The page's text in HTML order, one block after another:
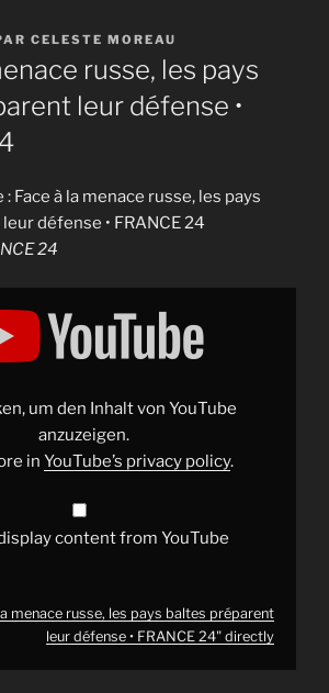
CELESTE MOREAU
russe, les pays
leur défense •
Face à la menace russe, les pays
défense • FRANCE 24
24
um den Inhalt von YouTube
anzuzeigen.
in YouTube’s privacy policy.
content from YouTube
menace russe, les pays baltes préparent
leur défense • FRANCE 24" directly